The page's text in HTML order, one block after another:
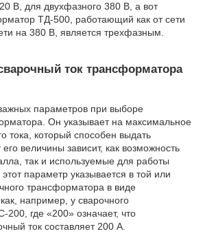
В, для двухфазного 380 В, а вот
ТД-500, работающий как от сети
на 380 В, является трехфазным.
ток трансформатора
параметров при выборе
Он указывает на максимальное
тока, который способен выдать
величины зависит, как возможность
так и используемые для работы
параметр указывается в той или
трансформатора в виде
например, у сварочного
где «200» означает, что
ток составляет 200 А.